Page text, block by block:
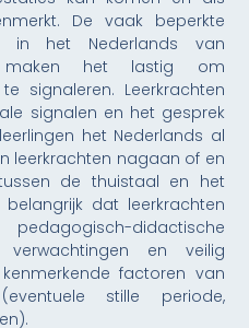
De vaak beperkte
in het Nederlands van
maken het lastig om
signaleren. Leerkrachten
signalen en het gesprek
het Nederlands al
leerkrachten nagaan of en
de thuistaal en het
dat leerkrachten
didactische
verwachtingen en veilig
factoren van
stille periode,